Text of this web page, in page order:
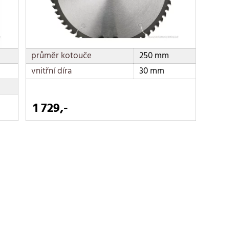
průměr kotouče
250 mm
vnitřní díra
30 mm
1 729,-